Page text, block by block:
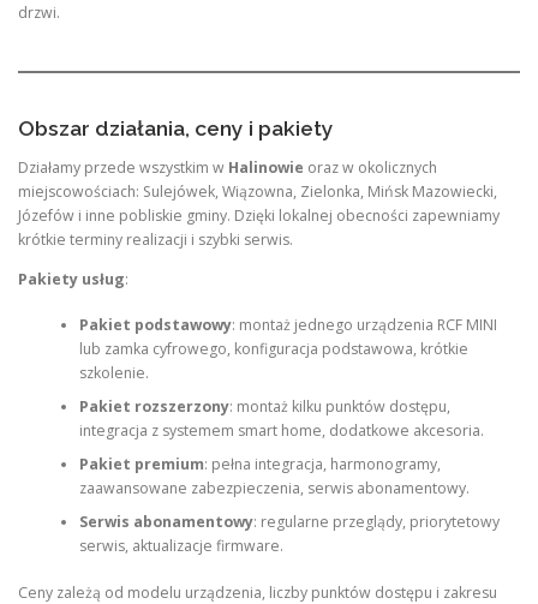
drzwi.
Obszar działania, ceny i pakiety
Działamy przede wszystkim w Halinowie oraz w okolicznych
miejscowościach: Sulejówek, Wiązowna, Zielonka, Mińsk Mazowiecki,
Józefów i inne pobliskie gminy. Dzięki lokalnej obecności zapewniamy
krótkie terminy realizacji i szybki serwis.
Pakiety usług:
Pakiet podstawowy: montaż jednego urządzenia RCF MINI
lub zamka cyfrowego, konfiguracja podstawowa, krótkie
szkolenie.
Pakiet rozszerzony: montaż kilku punktów dostępu,
integracja z systemem smart home, dodatkowe akcesoria.
Pakiet premium: pełna integracja, harmonogramy,
zaawansowane zabezpieczenia, serwis abonamentowy.
Serwis abonamentowy: regularne przeglądy, priorytetowy
serwis, aktualizacje firmware.
Ceny zależą od modelu urządzenia, liczby punktów dostępu i zakresu